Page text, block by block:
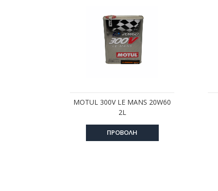
MOTUL 300V LE MANS 20W60
2L
ΠΡΟΒΟΛΗ